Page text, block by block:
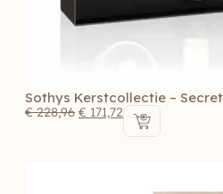
Sothys Kerstcollectie –
€228,96 € 171,72